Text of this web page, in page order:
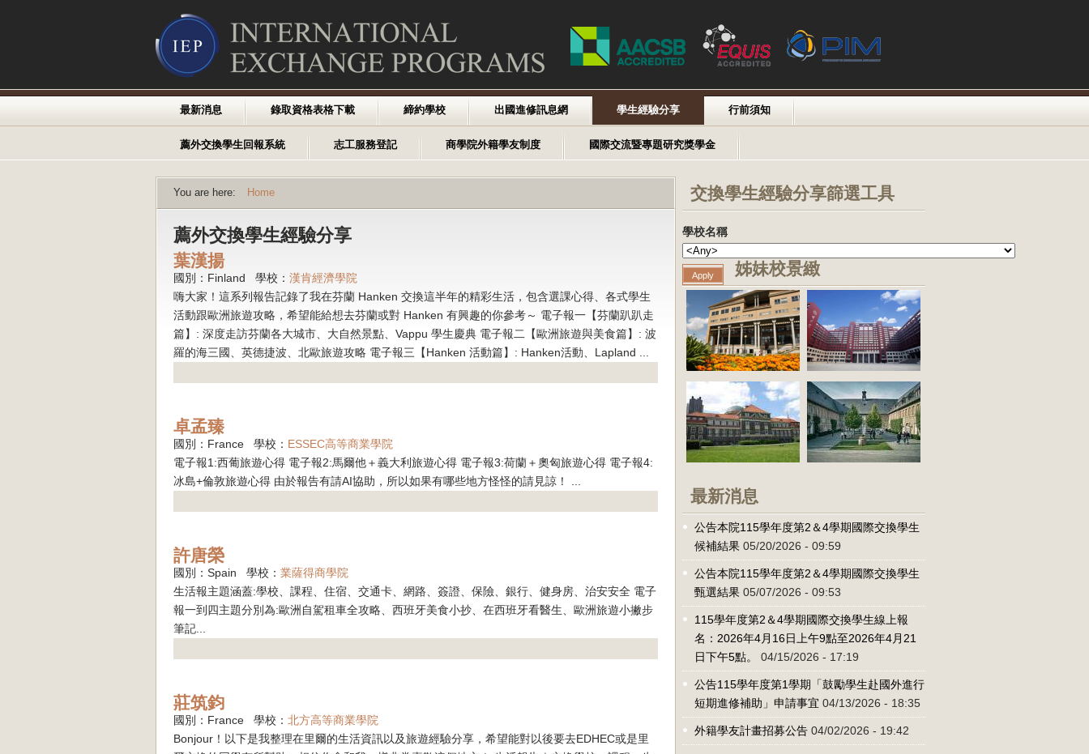
最新消息 錄取資格表格下載 締約學校 出國進修訊息網 學生經驗分享 行前須知
薦外交換學生回報系統 志工服務登記 商學院外籍學友制度 國際交流暨專題研究獎學金
You are here: Home
薦外交換學生經驗分享
葉漢揚
國別：Finland 學校： 漢肯經濟學院
嗨大家！這系列報告記錄了我在芬蘭 Hanken 交換這半年的精彩生活，包含選課心得、各式學生
活動跟歐洲旅遊攻略，希望能給想去芬蘭或對 Hanken 有興趣的你參考～ 電子報一【芬蘭趴趴走
篇】: 深度走訪芬蘭各大城市、大自然景點、Vappu 學生慶典 電子報二【歐洲旅遊與美食篇】: 波
羅的海三國、英德捷波、北歐旅遊攻略 電子報三【Hanken 活動篇】: Hanken活動、Lapland ...
卓孟臻
國別：France 學校： ESSEC高等商業學院
電子報1:西葡旅遊心得 電子報2:馬爾他＋義大利旅遊心得 電子報3:荷蘭＋奧匈旅遊心得 電子報4:
冰島+倫敦旅遊心得 由於報告有請AI協助，所以如果有哪些地方怪怪的請見諒！ ...
許唐榮
國別：Spain 學校： 業薩得商學院
生活報主題涵蓋:學校、課程、住宿、交通卡、網路、簽證、保險、銀行、健身房、治安安全 電子
報一到四主題分別為:歐洲自駕租車全攻略、西班牙美食小抄、在西班牙看醫生、歐洲旅遊小撇步
筆記...
莊筑鈞
國別：France 學校： 北方高等商業學院
Bonjour！以下是我整理在里爾的生活資訊以及旅遊經驗分享，希望能對以後要去EDHEC或是里
交換學生經驗分享篩選工具
學校名稱
姊妹校景緻
最新消息
公告本院115學年度第2＆4學期國際交換學生
候補結果 05/20/2026 - 09:59
公告本院115學年度第2＆4學期國際交換學生
甄選結果 05/07/2026 - 09:53
115學年度第2＆4學期國際交換學生線上報
名：2026年4月16日上午9點至2026年4月21
日下午5點。
04/15/2026 - 17:19
公告115學年度第1學期「鼓勵學生赴國外進行
短期進修補助」申請事宜 04/13/2026 - 18:35
外籍學友計畫招募公告 04/02/2026 - 19:42